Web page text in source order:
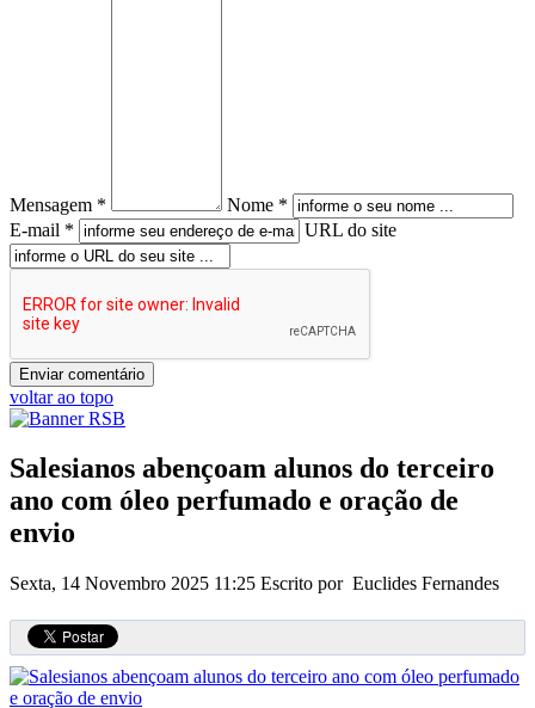
Mensagem *
Nome *
E-mail *
URL do site
voltar ao topo
Salesianos abençoam alunos do terceiro
ano com óleo perfumado e oração de
envio
Sexta, 14 Novembro 2025 11:25 Escrito por Euclides Fernandes